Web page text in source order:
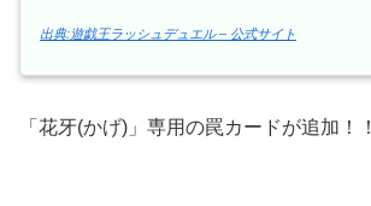
出典:遊戯王ラッシュデュエル – 公式サイト
「花牙(かげ)」専用の罠カードが追加！！